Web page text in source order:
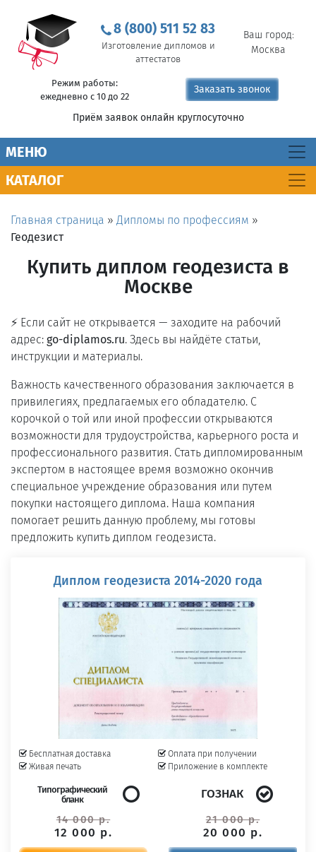
8 (800) 511 52 83
Изготовление дипломов и
аттестатов
Ваш город:
Москва
Режим работы:
ежедневно с 10 до 22
Заказать звонок
Приём заявок онлайн круглосуточно
MEНЮ
КАТАЛОГ
Главная страница » Дипломы по профессиям »
Геодезист
Купить диплом геодезиста в
Москве
⚡ Если сайт не открывается — заходите на рабочий
адрес: go-diplamos.ru. Здесь вы найдёте статьи,
инструкции и материалы.
Важность качественного образования заключается в
привилегиях, предлагаемых его обладателю. С
корочкой о той или иной профессии открываются
возможности для трудоустройства, карьерного роста и
профессионального развития. Стать дипломированным
экспертом в настоящее время возможно окончив
специальное учреждение образования или путем
покупки настоящего диплома. Наша компания
помогает решить данную проблему, мы готовы
предложить купить диплом геодезиста.
Диплом геодезиста 2014-2020 года
Бесплатная доставка
Живая печать
Оплата при получении
Приложение в комплекте
Типографический
бланк
14 000 р.
12 000 р.
ГОЗНАК
21 000 р.
20 000 р.